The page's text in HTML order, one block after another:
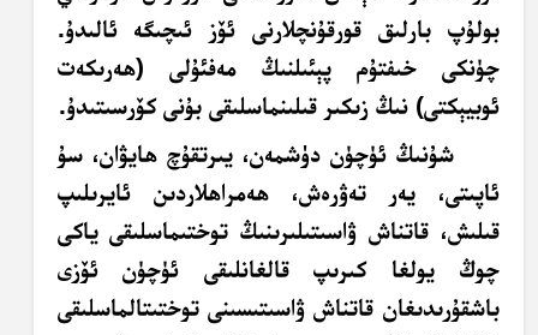
بولۇپ بارلىق قورقۇنچلارنى ئۆز ئىچىگە ئالىدۇ.
چۈنكى خىفتۇم پېئىلنىڭ مەفئۇلى (ھەرىكەت
ئوبيېكتى) نىڭ زىكىر قىلىنماسلىقى بۇنى كۆرسىتىدۇ.
شۇنىڭ ئۈچۈن دۈشمەن، يىرتقۇچ ھايۋان، سۇ
ئاپىتى، يەر تەۋرەش، ھەمراھلاردىن ئايرىلىپ
قىلىش، قاتناش ۋاسىتىلىرىنىڭ توختىماسلىقى ياكى
چوڭ يولغا كىرىپ قالغانلىقى ئۈچۈن ئۆزى
باشقۇرىدىغان قاتناش ۋاسىتىسىنى توختىتالماسلىقى